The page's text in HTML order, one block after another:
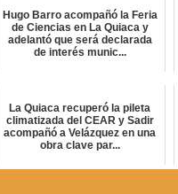
Hugo Barro acompañó la Feria
de Ciencias en La Quiaca y
adelantó que será declarada
de interés munic...
La Quiaca recuperó la pileta
climatizada del CEAR y Sadir
acompañó a Velázquez en una
obra clave par...